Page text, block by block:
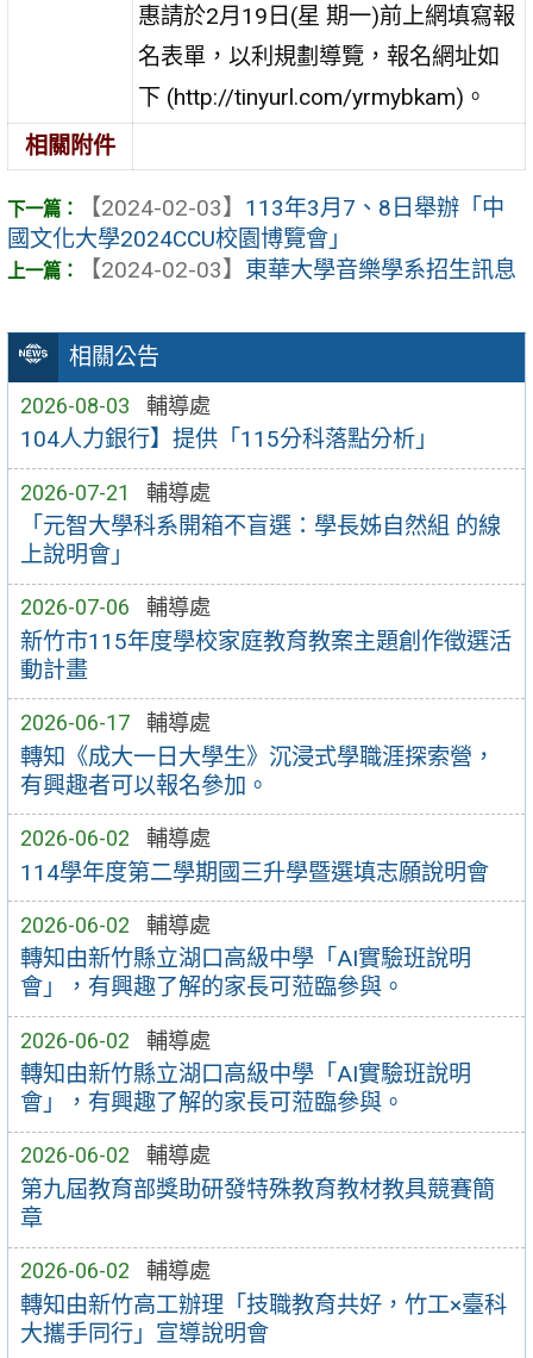
相關公告
2026-08-03 輔導處
104人力銀行】提供「115分科落點分析」
2026-07-21 輔導處
「元智大學科系開箱不盲選：學長姊自然組 的線
上說明會」
2026-07-06 輔導處
新竹市115年度學校家庭教育教案主題創作徵選活
動計畫
2026-06-17 輔導處
轉知《成大一日大學生》沉浸式學職涯探索營，
有興趣者可以報名參加。
2026-06-02 輔導處
114學年度第二學期國三升學暨選填志願說明會
2026-06-02 輔導處
轉知由新竹縣立湖口高級中學「AI實驗班說明
會」，有興趣了解的家長可蒞臨參與。
2026-06-02 輔導處
轉知由新竹縣立湖口高級中學「AI實驗班說明
會」，有興趣了解的家長可蒞臨參與。
2026-06-02 輔導處
第九屆教育部獎助研發特殊教育教材教具競賽簡
章
2026-06-02 輔導處
轉知由新竹高工辦理「技職教育共好，竹工×臺科
大攜手同行」宣導說明會
惠請於2月19日(星 期一)前上網填寫報
名表單，以利規劃導覽，報名網址如
下 (http://tinyurl.com/yrmybkam)。
相關附件
【2024-02-03】 113年3月7、8日舉辦「中
國文化大學2024CCU校園博覽會」
【2024-02-03】 東華大學音樂學系招生訊息